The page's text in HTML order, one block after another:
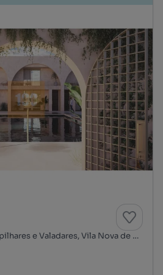
Praia de Valadares, Gulpilhares e Valadares, Vila Nova de Gaia, Porto